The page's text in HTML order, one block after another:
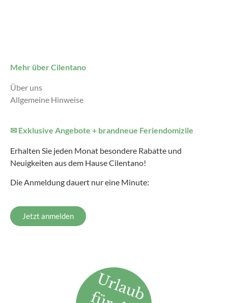
Mehr über Cilentano
Über uns
Allgemeine Hinweise
✉ Exklusive Angebote + brandneue Feriendomizile
Erhalten Sie jeden Monat besondere Rabatte und
Neuigkeiten aus dem Hause Cilentano!
Die Anmeldung dauert nur eine Minute:
Jetzt anmelden